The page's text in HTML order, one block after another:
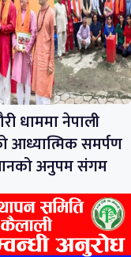
धाममा नेपाली
आध्यात्मिक समर्पण
अनुपम संगम